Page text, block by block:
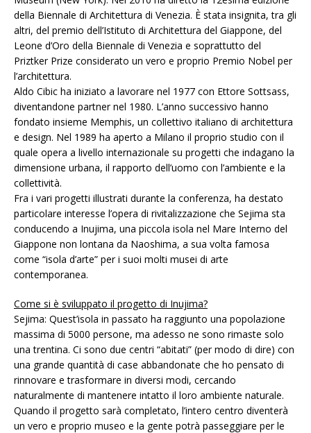
della Biennale di Architettura di Venezia. È stata insignita, tra gli
altri, del premio dell’Istituto di Architettura del Giappone, del
Leone d’Oro della Biennale di Venezia e soprattutto del
Priztker Prize considerato un vero e proprio Premio Nobel per
l’architettura.
Aldo Cibic ha iniziato a lavorare nel 1977 con Ettore Sottsass,
diventandone partner nel 1980. L’anno successivo hanno
fondato insieme Memphis, un collettivo italiano di architettura
e design. Nel 1989 ha aperto a Milano il proprio studio con il
quale opera a livello internazionale su progetti che indagano la
dimensione urbana, il rapporto dell’uomo con l’ambiente e la
collettività.
Fra i vari progetti illustrati durante la conferenza, ha destato
particolare interesse l’opera di rivitalizzazione che Sejima sta
conducendo a Inujima, una piccola isola nel Mare Interno del
Giappone non lontana da Naoshima, a sua volta famosa
come “isola d’arte” per i suoi molti musei di arte
contemporanea.
Come si è sviluppato il progetto di Inujima?
Sejima: Quest’isola in passato ha raggiunto una popolazione
massima di 5000 persone, ma adesso ne sono rimaste solo
una trentina. Ci sono due centri “abitati” (per modo di dire) con
una grande quantità di case abbandonate che ho pensato di
rinnovare e trasformare in diversi modi, cercando
naturalmente di mantenere intatto il loro ambiente naturale.
Quando il progetto sarà completato, l’intero centro diventerà
un vero e proprio museo e la gente potrà passeggiare per le